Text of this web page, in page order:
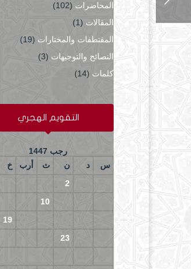
المحاضرات (102)
المقالات (1)
المقتطفات والمختارات (19)
النصائح والتوجيهات (3)
كلمات (14)
التقويم الهجري
رجب 1447
س
د ن ث أرب خ
2
10
19
23